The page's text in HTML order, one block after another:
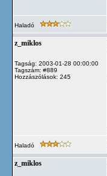
Haladó
z_miklos
Tagság: 2003-01-28 00:00:00
Tagszám: #889
Hozzászólások: 245
Haladó
z_miklos